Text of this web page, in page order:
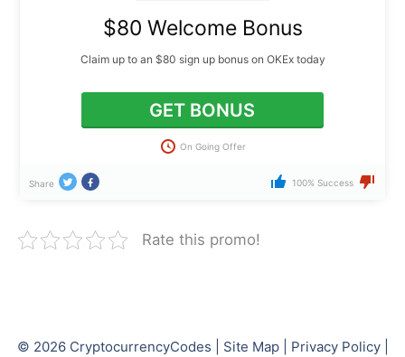
$80 Welcome Bonus
Claim up to an $80 sign up bonus on OKEx today
GET BONUS
On Going Offer
Share 100% Success
Rate this promo!
© 2026 CryptocurrencyCodes Site Map| Privacy Policy|